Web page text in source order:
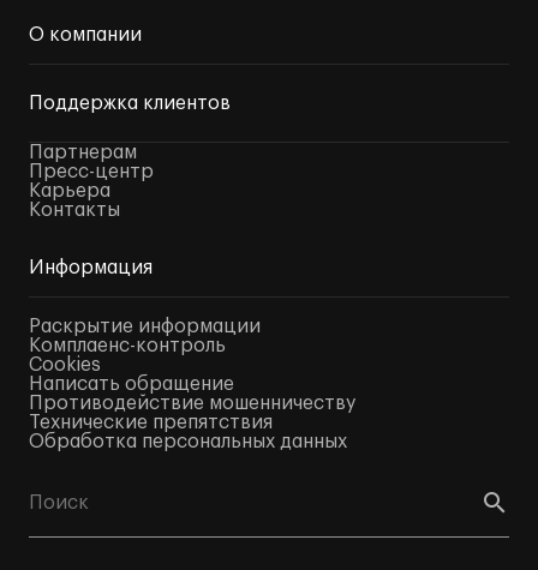
О компании
Поддержка клиентов
Партнерам
Пресс-центр
Карьера
Контакты
Информация
Раскрытие информации
Комплаенс-контроль
Cookies
Написать обращение
Противодействие мошенничеству
Технические препятствия
Обработка персональных данных